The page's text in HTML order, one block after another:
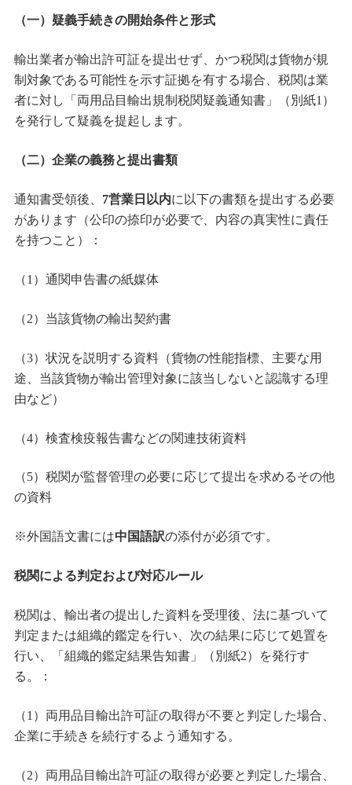
（一）疑義手続きの開始条件と形式
輸出業者が輸出許可証を提出せず、かつ税関は貨物が規
制対象である可能性を示す証拠を有する場合、税関は業
者に対し「両用品目輸出規制税関疑義通知書」（別紙1）
を発行して疑義を提起します。
（二）企業の義務と提出書類
通知書受領後、 7営業日以内に以下の書類を提出する必要
があります（公印の捺印が必要で、内容の真実性に責任
を持つこと）：
（1）通関申告書の紙媒体
（2）当該貨物の輸出契約書
（3）状況を説明する資料（貨物の性能指標、主要な用
途、当該貨物が輸出管理対象に該当しないと認識する理
由など）
（4）検査検疫報告書などの関連技術資料
（5）税関が監督管理の必要に応じて提出を求めるその他
の資料
※外国語文書には中国語訳の添付が必須です。
税関による判定および対応ルール
税関は、輸出者の提出した資料を受理後、法に基づいて
判定または組織的鑑定を行い、次の結果に応じて処置を
行い、「組織的鑑定結果告知書」（別紙2）を発行す
る。：
（1）両用品目輸出許可証の取得が不要と判定した場合、
企業に手続きを続行するよう通知する。
（2）両用品目輸出許可証の取得が必要と判定した場合、